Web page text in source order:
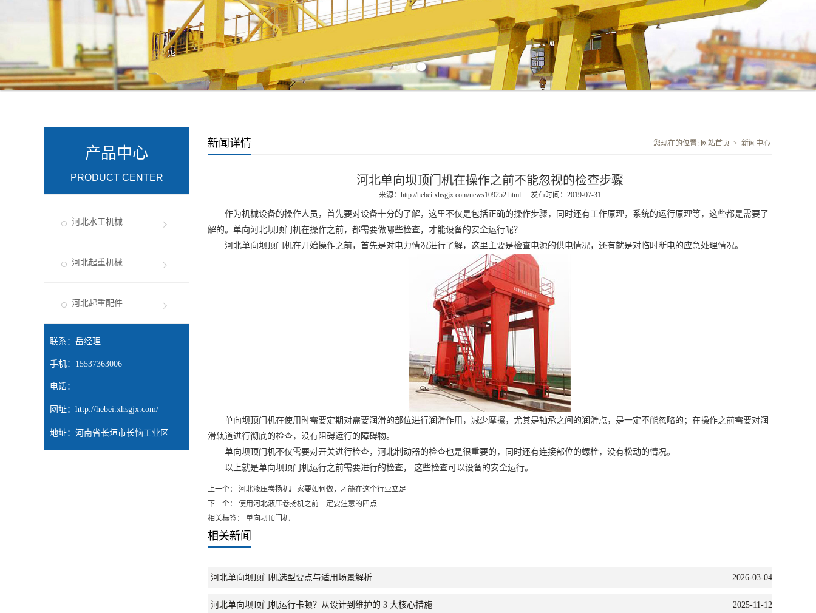
产品中心
PRODUCT CENTER
河北水工机械
河北起重机械
河北起重配件
联系：岳经理
手机：15537363006
电话：
网址： http://hebei.xhsgjx.com/
地址：河南省长垣市长恼工业区
新闻详情 您现在的位置: 网站首页 > 新闻中心
河北单向坝顶门机在操作之前不能忽视的检查步骤
来源： http://hebei.xhsgjx.com/news109252.html 发布时间：2019-07-31
作为机械设备的操作人员，首先要对设备十分的了解，这里不仅是包括正确的操作步骤，同时还有工作原理，系统的运行原理等，这些都是需要了
解的。单向河北坝顶门机在操作之前，都需要做哪些检查，才能设备的安全运行呢？
河北单向坝顶门机在开始操作之前，首先是对电力情况进行了解，这里主要是检查电源的供电情况，还有就是对临时断电的应急处理情况。
单向坝顶门机在使用时需要定期对需要润滑的部位进行润滑作用，减少摩擦，尤其是轴承之间的润滑点，是一定不能忽略的；在操作之前需要对润
滑轨道进行彻底的检查，没有阻碍运行的障碍物。
单向坝顶门机不仅需要对开关进行检查， 河北制动器的检查也是很重要的，同时还有连接部位的螺栓，没有松动的情况。
以上就是单向坝顶门机运行之前需要进行的检查， 这些检查可以设备的安全运行。
上一个：
河北液压卷扬机厂家要如何做，才能在这个行业立足
下一个：
使用河北液压卷扬机之前一定要注意的四点
相关标签： 单向坝顶门机
相关新闻
河北单向坝顶门机选型要点与适用场景解析 2026-03-04
河北单向坝顶门机运行卡顿？从设计到维护的 3 大核心措施 2025-11-12